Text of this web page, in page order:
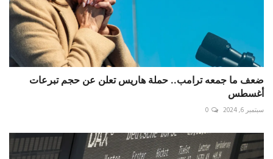
ضعف ما جمعه ترامب.. حملة هاريس تعلن عن حجم تبرعات
أغسطس
سبتمبر 6, 2024 0